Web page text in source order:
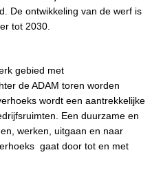
De ontwikkeling van de werf is
tot 2030.
gebied met
de ADAM toren worden
wordt een aantrekkelijke
Een duurzame en
werken, uitgaan en naar
gaat door tot en met